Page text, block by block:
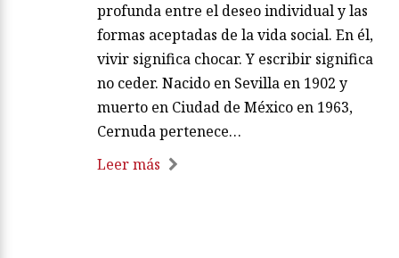
profunda entre el deseo individual y las
formas aceptadas de la vida social. En él,
vivir significa chocar. Y escribir significa
no ceder. Nacido en Sevilla en 1902 y
muerto en Ciudad de México en 1963,
Cernuda pertenece…
Leer más